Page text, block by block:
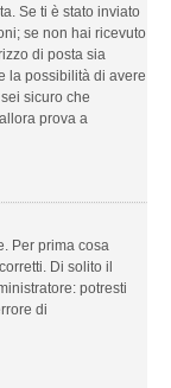
Se ti è stato inviato
se non hai ricevuto
di posta sia
la possibilità di avere
sicuro che
prova a
Per prima cosa
Di solito il
potresti
di